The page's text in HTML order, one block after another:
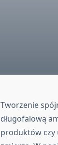
Tworzenie
długofalową
produktów czy